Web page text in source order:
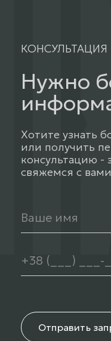
КОНСУЛЬТАЦИЯ
Нужно
Хотите узнать
или получить
консультацию -
свяжемся с вами
Отправить